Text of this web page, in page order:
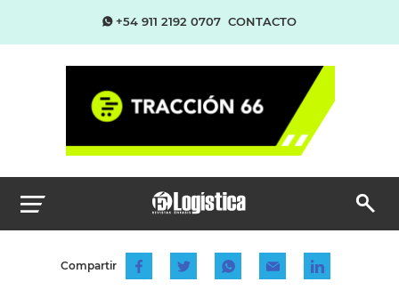
+54 911 2192 0707 CONTACTO
Compartir